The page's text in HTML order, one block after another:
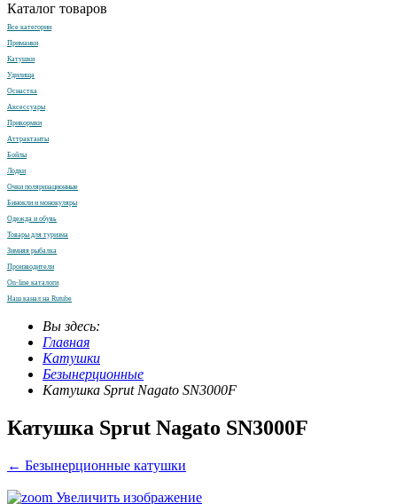
Каталог товаров
Все категории
Приманки
Катушки
Удилища
Оснастка
Аксессуары
Прикормки
Аттрактанты
Бойлы
Лодки
Очки поляризационные
Бинокли и монокуляры
Одежда и обувь
Товары для туризма
Зимняя рыбалка
Производители
On-line каталоги
Наш канал на Rutube
Вы здесь:
Главная
Катушки
Безынерционные
Катушка Sprut Nagato SN3000F
Катушка Sprut Nagato SN3000F
← Безынерционные катушки
Увеличить изображение